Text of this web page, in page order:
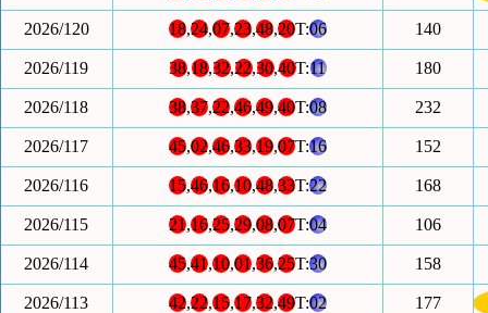
2026/120 18,24,07,23,48,20T:06 140
2026/119 38,18,32,22,30,40T:11 180
2026/118 38,37,22,46,49,40T:08 232
2026/117 45,02,46,33,19,07T:16 152
2026/116 15,46,16,10,48,33T:22 168
2026/115 21,16,25,29,08,07T:04 106
2026/114 45,41,10,01,36,25T:30 158
2026/113 42,22,15,17,32,49T:02 177